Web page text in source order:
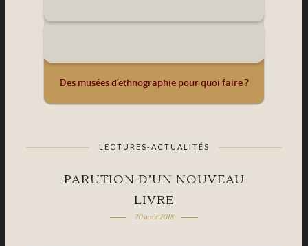
Des musées d’ethnographie pour quoi faire ?
LECTURES-ACTUALITÉS
PARUTION D’UN NOUVEAU
LIVRE
20 août 2018